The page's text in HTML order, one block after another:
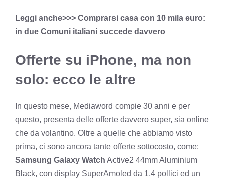
Leggi anche>>> Comprarsi casa con 10 mila euro:
in due Comuni italiani succede davvero
Offerte su iPhone, ma non
solo: ecco le altre
In questo mese, Mediaword compie 30 anni e per
questo, presenta delle offerte davvero super, sia online
che da volantino. Oltre a quelle che abbiamo visto
prima, ci sono ancora tante offerte sottocosto, come:
Samsung Galaxy Watch Active2 44mm Aluminium
Black, con display SuperAmoled da 1,4 pollici ed un